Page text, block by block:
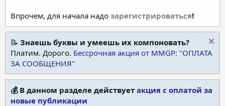
Впрочем, для начала надо зарегистрироваться!
📝 Знаешь буквы и умеешь их компоновать?
Платим. Дорого. Бессрочная акция от MMGP: "ОПЛАТА
ЗА СООБЩЕНИЯ"
💰 В данном разделе действует акция с оплатой за
новые публикации